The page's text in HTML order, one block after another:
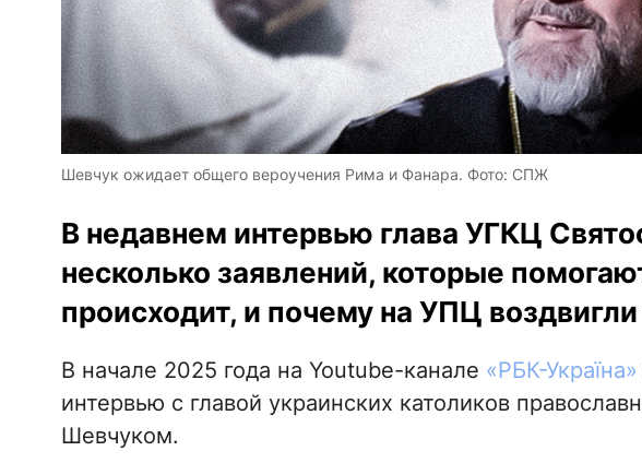
Шевчук ожидает общего вероучения Рима и Фанара. Фото: СПЖ
В недавнем интервью глава УГКЦ
несколько заявлений, которые
происходит, и почему на УПЦ воздвигли
В начале 2025 года на Youtube-канале «РБК-Україна»
интервью с главой украинских католиков
Шевчуком.